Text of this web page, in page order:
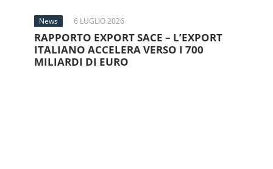
News 6 LUGLIO 2026
RAPPORTO EXPORT SACE – L’EXPORT
ITALIANO ACCELERA VERSO I 700
MILIARDI DI EURO